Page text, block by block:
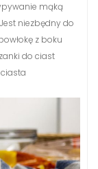
mąką
niezbędny do
z boku
do ciast